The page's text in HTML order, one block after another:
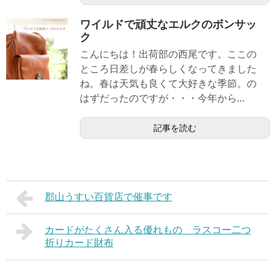
ワイルドで頑丈なエルクのボンサッ
ク
こんにちは！出荷部の西尾です。ここの
ところ日差しが春らしくなってきました
ね。春は天気も良くて大好きな季節。の
はずだったのですが・・・今年から...
記事を読む
郡山うすい百貨店で催事です
カードがたくさん入る優れもの ラスコー二つ
折りカード財布